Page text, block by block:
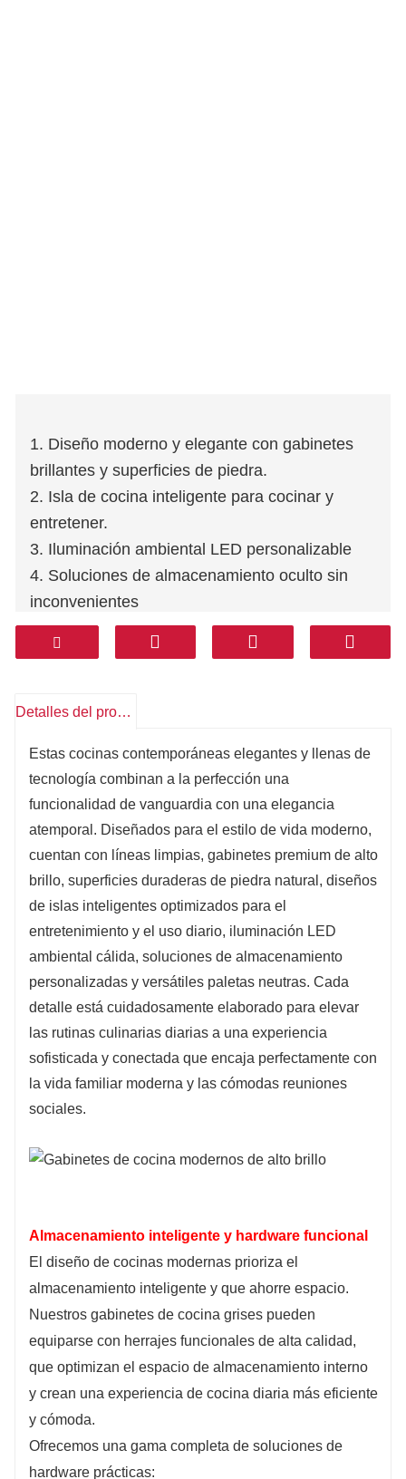
1. Diseño moderno y elegante con gabinetes
brillantes y superficies de piedra.
2. Isla de cocina inteligente para cocinar y
entretener.
3. Iluminación ambiental LED personalizable
4. Soluciones de almacenamiento oculto sin
inconvenientes
5. Espacio habitable elegante e inspirado en la
tecnología
Detalles del producto
Estas cocinas contemporáneas elegantes y llenas de
tecnología combinan a la perfección una
funcionalidad de vanguardia con una elegancia
atemporal. Diseñados para el estilo de vida moderno,
cuentan con líneas limpias, gabinetes premium de alto
brillo, superficies duraderas de piedra natural, diseños
de islas inteligentes optimizados para el
entretenimiento y el uso diario, iluminación LED
ambiental cálida, soluciones de almacenamiento
personalizadas y versátiles paletas neutras. Cada
detalle está cuidadosamente elaborado para elevar
las rutinas culinarias diarias a una experiencia
sofisticada y conectada que encaja perfectamente con
la vida familiar moderna y las cómodas reuniones
sociales.
Almacenamiento inteligente y hardware funcional
El diseño de cocinas modernas prioriza el
almacenamiento inteligente y que ahorre espacio.
Nuestros gabinetes de cocina grises pueden
equiparse con herrajes funcionales de alta calidad,
que optimizan el espacio de almacenamiento interno
y crean una experiencia de cocina diaria más eficiente
y cómoda.
Ofrecemos una gama completa de soluciones de
hardware prácticas: